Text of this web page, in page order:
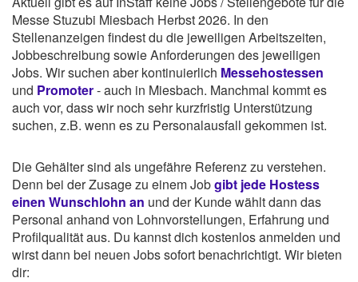
Messe Stuzubi Miesbach Herbst 2026. In den
Stellenanzeigen findest du die jeweiligen Arbeitszeiten,
Jobbeschreibung sowie Anforderungen des jeweiligen
Jobs. Wir suchen aber kontinuierlich Messehostessen
und Promoter- auch in Miesbach. Manchmal kommt es
auch vor, dass wir noch sehr kurzfristig Unterstützung
suchen, z.B. wenn es zu Personalausfall gekommen ist.
Die Gehälter sind als ungefähre Referenz zu verstehen.
Denn bei der Zusage zu einem Jobgibt jede Hostess
einen Wunschlohn an und der Kunde wählt dann das
Personal anhand von Lohnvorstellungen, Erfahrung und
Profilqualität aus. Du kannst dich kostenlos anmelden und
wirst dann bei neuen Jobs sofort benachrichtigt. Wir bieten
dir: